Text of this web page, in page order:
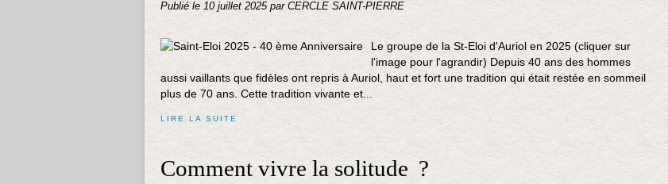
Publié le 10 juillet 2025 par CERCLE SAINT-PIERRE
Le groupe de la St-Eloi d'Auriol en 2025 (cliquer sur
l'image pour l'agrandir) Depuis 40 ans des hommes
aussi vaillants que fidèles ont repris à Auriol, haut et fort une tradition qui était restée en sommeil
plus de 70 ans. Cette tradition vivante et...
LIRE LA SUITE
Comment vivre la solitude ?